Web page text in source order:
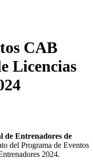
CAB
Licencias
de Entrenadores de
del Programa de Eventos
2024.